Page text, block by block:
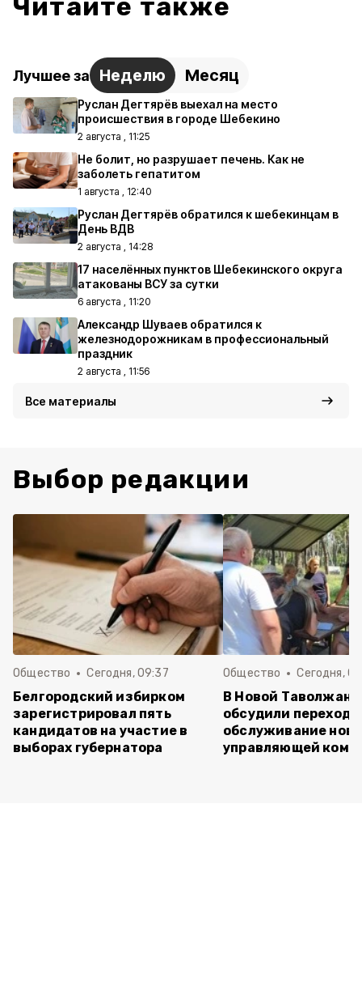
Читайте также
Лучшее за Неделю Месяц
Руслан Дегтярёв выехал на место
происшествия в городе Шебекино
2 августа , 11:25
Не болит, но разрушает печень. Как не
заболеть гепатитом
1 августа , 12:40
Руслан Дегтярёв обратился к шебекинцам в
День ВДВ
2 августа , 14:28
17 населённых пунктов Шебекинского округа
атакованы ВСУ за сутки
6 августа , 11:20
Александр Шуваев обратился к
железнодорожникам в профессиональный
праздник
2 августа , 11:56
Все материалы
Выбор редакции
Общество Сегодня, 09:37
Белгородский избирком
зарегистрировал пять
кандидатов на участие в
выборах губернатора
Общество Сегодня,
В Новой
обсудили переход
обслуживание
управляющей